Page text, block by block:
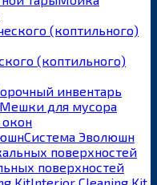
(коптильного)
инвентарь
Мешки для мусора
Система Эволюшн
поверхностей